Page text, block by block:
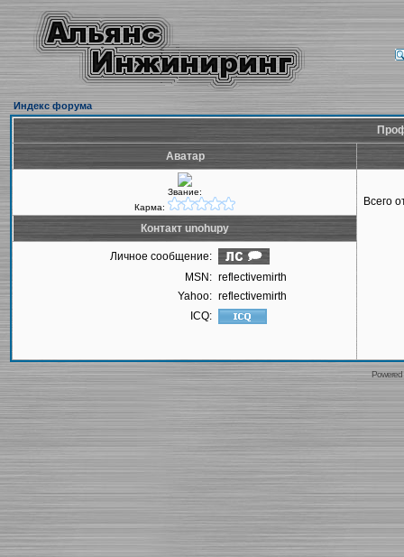
Индекс форума
Аватар
Звание:
Карма:
Всего
Контакт unohupy
Личное сообщение:
MSN: reflectivemirth
Yahoo: reflectivemirth
ICQ: